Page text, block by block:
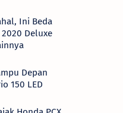
Ini Beda
2020 Deluxe
Depan
150 LED